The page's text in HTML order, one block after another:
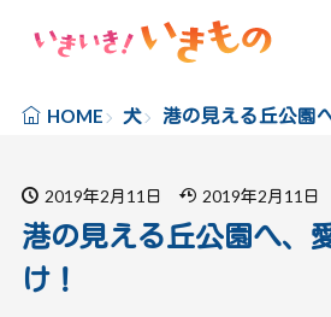
HOME 犬 港の見える丘公園
2019年2月11日 2019年2月11日
港の見える丘公園へ、
け！